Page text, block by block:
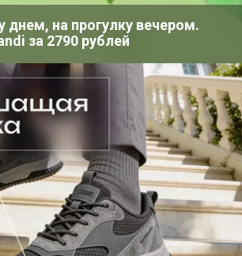
днем, на прогулку вечером.
за 2790 рублей